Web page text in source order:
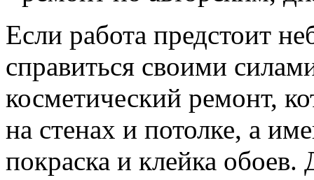
Если работа предстоит
справиться своими
косметический ремонт,
на стенах и потолке, а
покраска и клейка обоев.